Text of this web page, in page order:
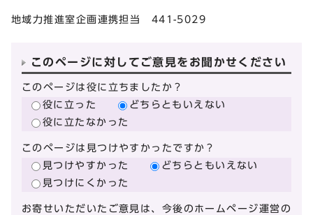
地域力推進室企画連携担当 441-5029
このページに対してご意見をお聞かせください
このページは役に立ちましたか？
役に立った
どちらともいえない
役に立たなかった
このページは見つけやすかったですか？
見つけやすかった
どちらともいえない
見つけにくかった
お寄せいただいたご意見は、今後のホームページ運営の